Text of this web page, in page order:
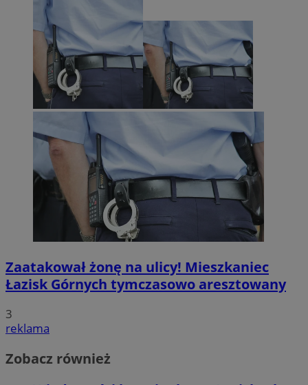
Zaatakował żonę na ulicy! Mieszkaniec
Łazisk Górnych tymczasowo aresztowany
3
reklama
Zobacz również